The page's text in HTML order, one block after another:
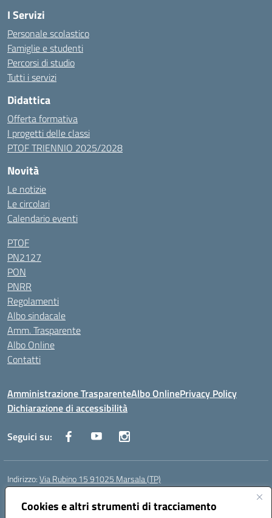
Cookies e altri strumenti di tracciamento
I Servizi
Personale scolastico
Famiglie e studenti
Percorsi di studio
Tutti i servizi
Didattica
Offerta formativa
I progetti delle classi
PTOF TRIENNIO 2025/2028
Novità
Le notizie
Le circolari
Calendario eventi
PTOF
PN2127
PON
PNRR
Regolamenti
Albo sindacale
Amm. Trasparente
Albo Online
Contatti
Amministrazione TrasparenteAlbo OnlinePrivacy Policy
Dichiarazione di accessibilità
Seguici su:
Indirizzo:Via Rubino 15 91025 Marsala (TP)
Centralino:
Posta elettronica certificata (PEC):TPIC83900G@pec.istruzione.it